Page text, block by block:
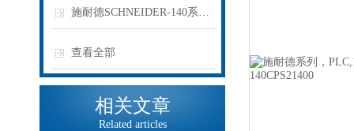
施耐德SCHNEIDER-140系列PLC
查看全部
相关文章
Related articles